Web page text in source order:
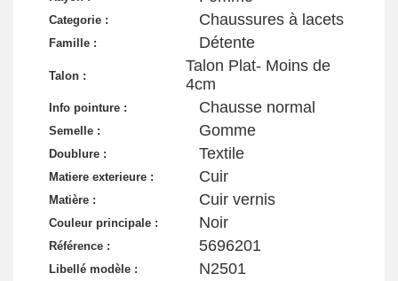
Categorie : Chaussures à lacets
Famille : Détente
Talon :
Talon Plat- Moins de
4cm
Info pointure : Chausse normal
Semelle : Gomme
Doublure : Textile
Matiere exterieure : Cuir
Matière : Cuir vernis
Couleur principale : Noir
Référence : 5696201
Libellé modèle : N2501